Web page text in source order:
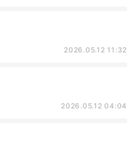
2026.05.12 11:32
2026.05.12 04:04